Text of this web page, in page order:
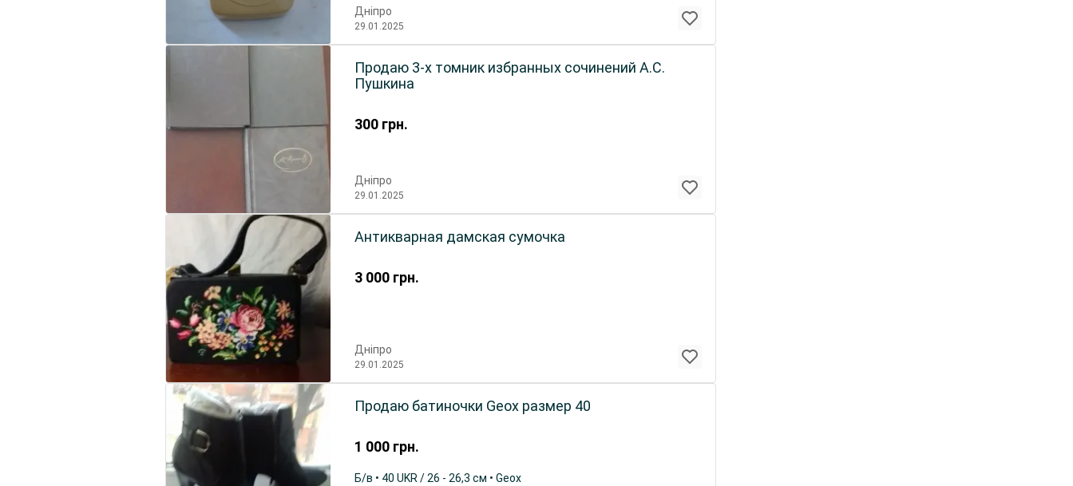
Дніпро
29.01.2025
300 грн.
Продаю 3-х томник избранных сочинений А.С.
Пушкина
Дніпро
29.01.2025
3 000 грн.
Антикварная дамская сумочка
Дніпро
29.01.2025
1 000 грн.
Продаю батиночки Geox размер 40
Б/в • 40 UKR / 26 - 26,3 см • Geox